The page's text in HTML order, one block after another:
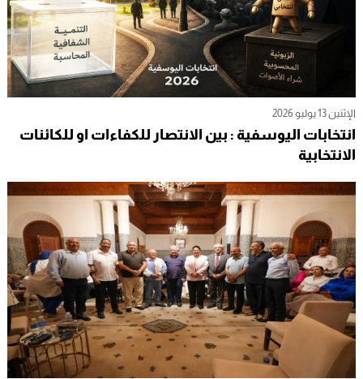
الإثنين 13 يوليو 2026
انتخابات اليوسفية : بين الانتصار للكفاءات او للكائنات
الانتخابية